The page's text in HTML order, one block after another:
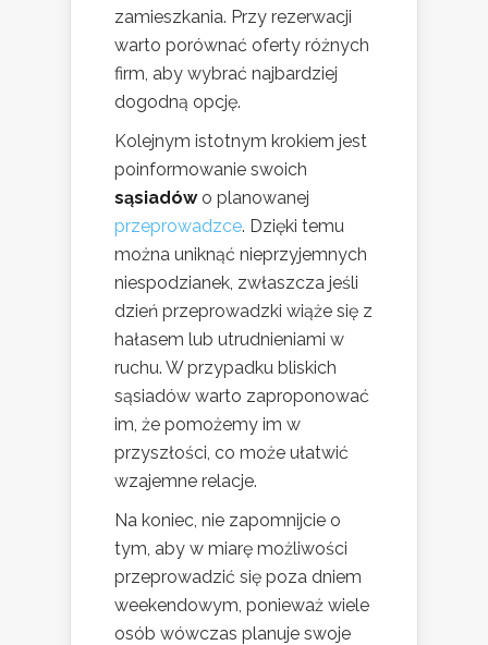
zamieszkania. Przy rezerwacji
warto porównać oferty różnych
firm, aby wybrać najbardziej
dogodną opcję.
Kolejnym istotnym krokiem jest
poinformowanie swoich
sąsiadówo planowanej
przeprowadzce. Dzięki temu
można uniknąć nieprzyjemnych
niespodzianek, zwłaszcza jeśli
dzień przeprowadzki wiąże się z
hałasem lub utrudnieniami w
ruchu. W przypadku bliskich
sąsiadów warto zaproponować
im, że pomożemy im w
przyszłości, co może ułatwić
wzajemne relacje.
Na koniec, nie zapomnijcie o
tym, aby w miarę możliwości
przeprowadzić się poza dniem
weekendowym, ponieważ wiele
osób wówczas planuje swoje